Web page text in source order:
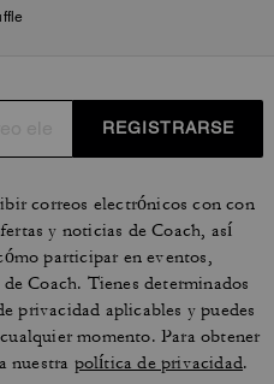
REGISTRARSE
correos electrónicos con con
y noticias de Coach, así
participar en eventos,
Coach. Tienes determinados
privacidad aplicables y puedes
momento. Para obtener
nuestra política de privacidad.